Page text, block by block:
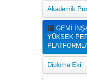
Akademik
GEMİ
YÜKSEK
Diploma Eki